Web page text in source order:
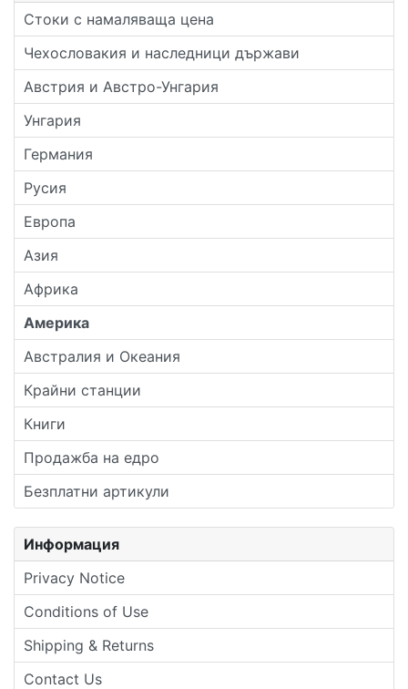
Стоки с намаляваща цена
Чехословакия и наследници държави
Австрия и Австро-Унгария
Унгария
Германия
Русия
Европа
Азия
Африка
Америка
Австралия и Океания
Крайни станции
Книги
Продажба на едро
Безплатни артикули
Информация
Privacy Notice
Conditions of Use
Shipping & Returns
Contact Us